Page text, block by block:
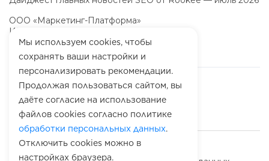
Мы используем cookies, чтобы
сохранять ваши настройки и
персонализировать рекомендации.
Продолжая пользоваться сайтом, вы
даёте согласие на использование
файлов cookies согласно политике
обработки персональных данных.
Отключить cookies можно в
настройках браузера.
ООО «Маркетинг-Платформа»
ИНН
ОГРН 1257100003863